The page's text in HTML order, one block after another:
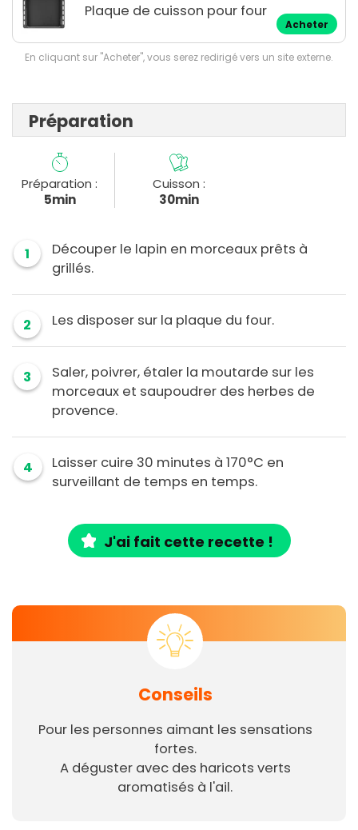
Plaque de cuisson pour four
Acheter
En cliquant sur "Acheter", vous serez redirigé vers un site externe.
Préparation
Préparation :
5min
Cuisson :
30min
1
Découper le lapin en morceaux prêts à
grillés.
2 Les disposer sur la plaque du four.
3
Saler, poivrer, étaler la moutarde sur les
morceaux et saupoudrer des herbes de
provence.
4
Laisser cuire 30 minutes à 170°C en
surveillant de temps en temps.
J'ai fait cette recette !
Conseils
Pour les personnes aimant les sensations
fortes.
A déguster avec des haricots verts
aromatisés à l'ail.